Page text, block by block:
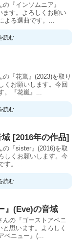
『インソムニア』
ます。よろしくお願い
よる選曲です。...
読む
『花嵐』(2023)を取り
くお願いします。今回
。『花嵐』...
読む
[2016年の作品]
の『sister』(2016)を取
しくお願いします。今
す。...
読む
』(Eve)の音域
の『ゴーストアベニ
と思います。よろしく
ベニュー』(...